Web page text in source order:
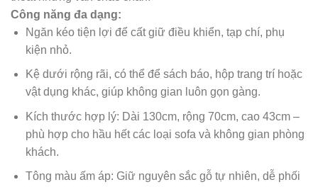
Công năng đa dạng:
Ngăn kéo tiện lợi để cất giữ điều khiển, tạp chí, phụ
kiện nhỏ.
Kệ dưới rộng rãi, có thể để sách báo, hộp trang trí hoặc
vật dụng khác, giúp không gian luôn gọn gàng.
Kích thước hợp lý: Dài 130cm, rộng 70cm, cao 43cm –
phù hợp cho hầu hết các loại sofa và không gian phòng
khách.
Tông màu ấm áp: Giữ nguyên sắc gỗ tự nhiên, dễ phối